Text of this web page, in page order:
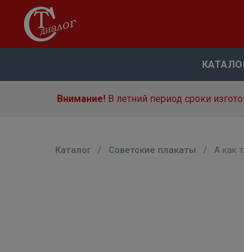
Внимание! В летний период сроки
Каталог / Советские плакаты / А как